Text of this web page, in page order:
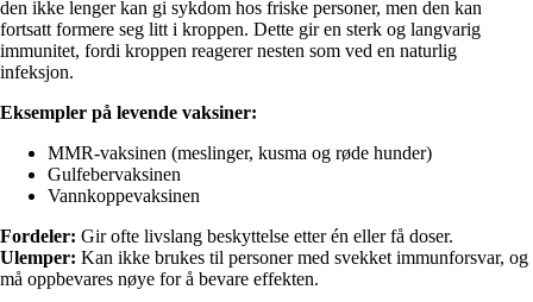
den ikke lenger kan gi sykdom hos friske personer, men den kan
fortsatt formere seg litt i kroppen. Dette gir en sterk og langvarig
immunitet, fordi kroppen reagerer nesten som ved en naturlig
infeksjon.
Eksempler på levende vaksiner:
MMR-vaksinen (meslinger, kusma og røde hunder)
Gulfebervaksinen
Vannkoppevaksinen
Fordeler: Gir ofte livslang beskyttelse etter én eller få doser.
Ulemper: Kan ikke brukes til personer med svekket immunforsvar, og
må oppbevares nøye for å bevare effekten.